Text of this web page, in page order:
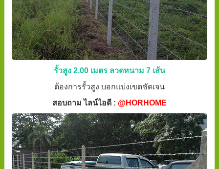
รั้วสูง 2.00 เมตร ลวดหนาม 7 เส้น
ต้องการรั้วสูง บอกแบ่งเขตชัดเจน
สอบถาม ไลน์ไอดี : @HORHOME